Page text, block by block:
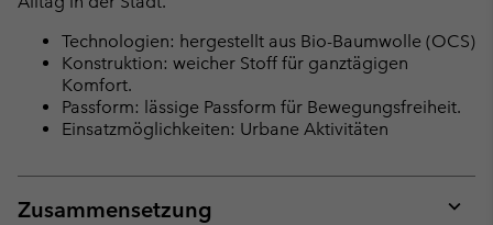
Technologien: hergestellt aus Bio-Baumwolle (OCS)
Konstruktion: weicher Stoff für ganztägigen
Komfort.
Passform: lässige Passform für Bewegungsfreiheit.
Einsatzmöglichkeiten: Urbane Aktivitäten
Zusammensetzung